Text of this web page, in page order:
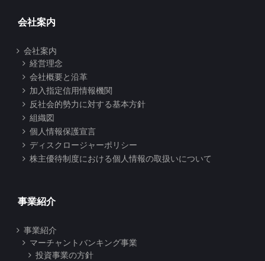
会社案内
会社案内
経営理念
会社概要と沿革
加入指定信用情報機関
反社会的勢力に対する基本方針
組織図
個人情報保護宣言
ディスクロージャーポリシー
株主優待制度における個人情報の取扱いについて
事業紹介
事業紹介
マーチャントバンキング事業
投資事業の方針